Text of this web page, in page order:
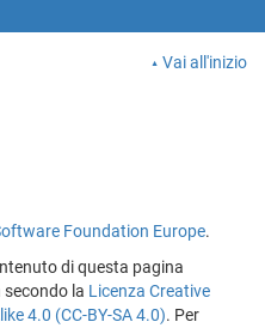
Vai all'inizio
Foundation Europe.
di questa pagina
secondo la Licenza Creative
4.0 (CC-BY-SA 4.0). Per